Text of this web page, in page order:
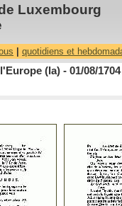
Luxembourg
quotidiens et
(la) - 01/08/1704